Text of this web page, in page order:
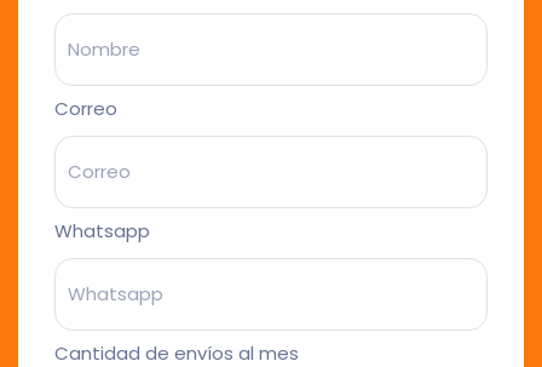
Correo
Whatsapp
Cantidad de envíos al mes